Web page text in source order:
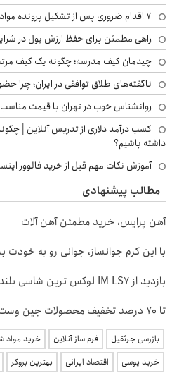
۷ اقدام ضروری پس از تشکیل پرونده مواد مخدر؛ راهنمای خانواده‌ها
راهی مطمئن برای حفظ ارزش پول در
چیدمان کیف مدرسه؛ چگونه یک کیف
ناگفته‌های طلاق توافقی در ایران؛
روانشناس خوب در تهران با قیمت مناسب
کسب درآمد دلاری از تدریس آنلاین |
داشته باشیم؟
آموزش نکات مهم قبل از خرید فالوور
مطالب پیشنهادی
آهن پرایس، خرید مطمئن آهن آلات
با این کرم جوانساز، جوانی رو به خودت
بازدید از IM LS7 لوکس ترین شاسی بلند برقی ایران در باشگاه انقلاب
تا 70 درصد تخفیف محصولات جین وست + خرید در 4 قسط
بازرسی جرثقیل فرم ساز آنلاین خرید مواد
خرید یوسی
اقتصاد ایرانی بهترین بروکر